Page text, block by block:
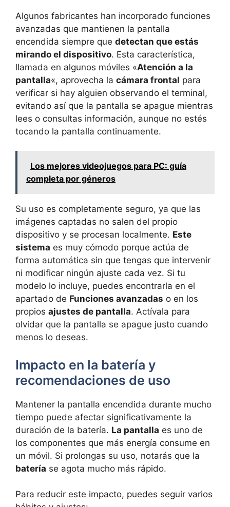
Algunos fabricantes han incorporado funciones
avanzadas que mantienen la pantalla
encendida siempre que detectan que estás
mirando el dispositivo. Esta característica,
llamada en algunos móviles «Atención a la
pantalla«, aprovecha la cámara frontal para
verificar si hay alguien observando el terminal,
evitando así que la pantalla se apague mientras
lees o consultas información, aunque no estés
tocando la pantalla continuamente.
Los mejores videojuegos para PC: guía
completa por géneros
Su uso es completamente seguro, ya que las
imágenes captadas no salen del propio
dispositivo y se procesan localmente. Este
sistema es muy cómodo porque actúa de
forma automática sin que tengas que intervenir
ni modificar ningún ajuste cada vez. Si tu
modelo lo incluye, puedes encontrarla en el
apartado de Funciones avanzadas o en los
propios ajustes de pantalla. Actívala para
olvidar que la pantalla se apague justo cuando
menos lo deseas.
Impacto en la batería y
recomendaciones de uso
Mantener la pantalla encendida durante mucho
tiempo puede afectar significativamente la
duración de la batería. La pantalla es uno de
los componentes que más energía consume en
un móvil. Si prolongas su uso, notarás que la
batería se agota mucho más rápido.
Para reducir este impacto, puedes seguir varios